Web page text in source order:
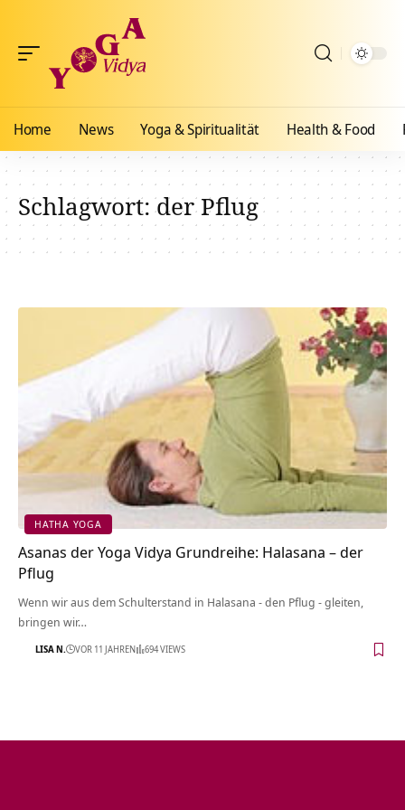
Home News Yoga & Spiritualität Health & Food
Schlagwort:der Pflug
HATHA YOGA
Asanas der Yoga Vidya Grundreihe: Halasana – der
Pflug
Wenn wir aus dem Schulterstand in Halasana - den Pflug - gleiten,
bringen wir…
LISA N. VOR 11 JAHREN 694 VIEWS